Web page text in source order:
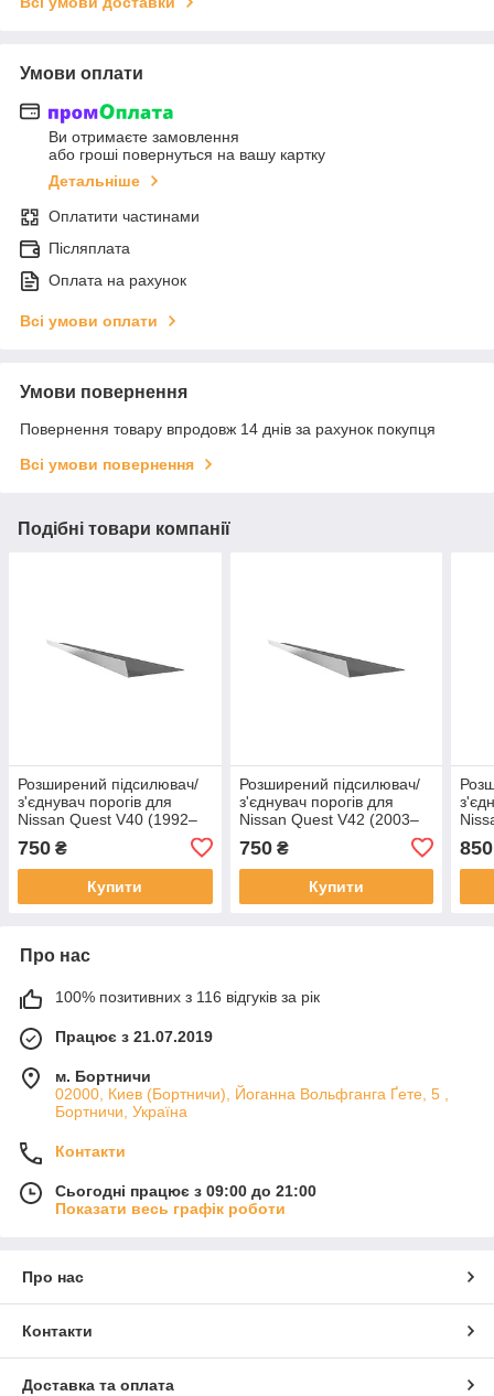
Умови оплати
Ви отримаєте замовлення
або гроші повернуться на вашу картку
Детальніше
Оплатити частинами
Післяплата
Оплата на рахунок
Всі умови оплати
Умови повернення
Повернення товару впродовж 14 днів за рахунок покупця
Всі умови повернення
Подібні товари компанії
Розширений підсилювач/
з'єднувач порогів для
Nissan Quest V40 (1992–
750 ₴
Купити
Розширений підсилювач/
з'єднувач порогів для
Nissan Quest V42 (2003–
750₴
Купити
850
Про нас
100% позитивних з 116 відгуків за рік
Працює з 21.07.2019
м. Бортничи
02000, Киев (Бортничи), Йоганна Вольфганга Ґете, 5 ,
Бортничи, Україна
Контакти
Сьогодні працює з 09:00 до 21:00
Показати весь графік роботи
Про нас
Контакти
Доставка та оплата